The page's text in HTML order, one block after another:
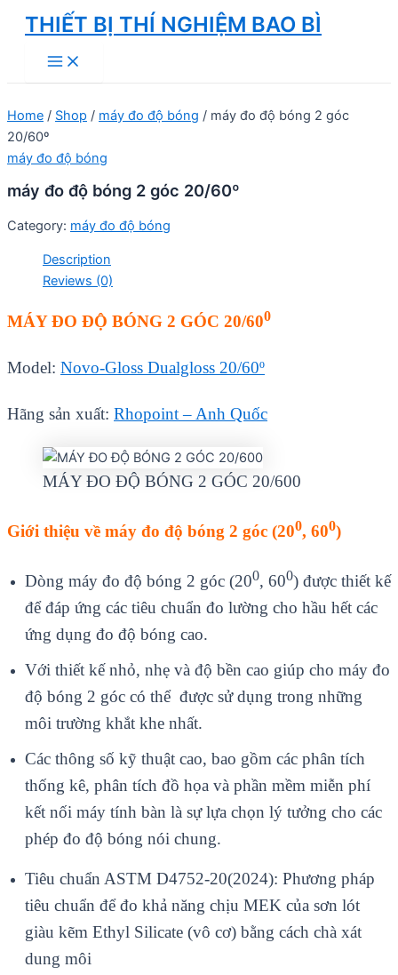
Skip
content
THIẾT BỊ THÍ NGHIỆM BAO BÌ
Main
Menu
Home / Shop / máy đo độ bóng / máy đo độ bóng 2 góc
20/60º
máy đo độ bóng
máy đo độ bóng 2 góc 20/60º
Category: máy đo độ bóng
Description
Reviews (0)
MÁY ĐO ĐỘ BÓNG 2 GÓC 20/600
Model: Novo-Gloss Dualgloss 20/60º
Hãng sản xuất: Rhopoint – Anh Quốc
MÁY ĐO ĐỘ BÓNG 2 GÓC 20/600
Giới thiệu về máy đo độ bóng 2 góc (200, 600)
Dòng máy đo độ bóng 2 góc (200, 600) được thiết kế
để đáp ứng các tiêu chuẩn đo lường cho hầu hết các
ứng dụng đo độ bóng cao.
Với thiết kế nhỏ, nhẹ và độ bền cao giúp cho máy đo
độ bóng 2 góc có thể được sử dụng trong những
môi trường khắt khe nhất.
Các thông số kỹ thuật cao, bao gồm các phân tích
thống kê, phân tích đồ họa và phần mềm miễn phí
kết nối máy tính bàn là sự lựa chọn lý tưởng cho các
phép đo độ bóng nói chung.
Tiêu chuẩn ASTM D4752-20(2024): Phương pháp
tiêu chuẩn để đo khả năng chịu MEK của sơn lót
giàu kẽm Ethyl Silicate (vô cơ) bằng cách chà xát
dung môi